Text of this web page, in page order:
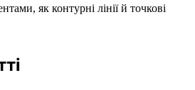
як контурні лінії й точкові